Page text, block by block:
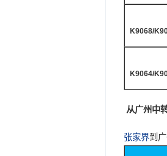
K9068/
K9064/
从广州中
张家界到广